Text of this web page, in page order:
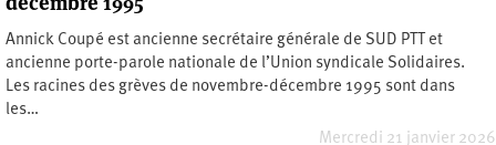
Annick Coupé est ancienne secrétaire générale de SUD PTT et
ancienne porte-parole nationale de l’Union syndicale Solidaires.
Les racines des grèves de novembre-décembre 1995 sont dans
les…
Mercredi 21 janvier 2026